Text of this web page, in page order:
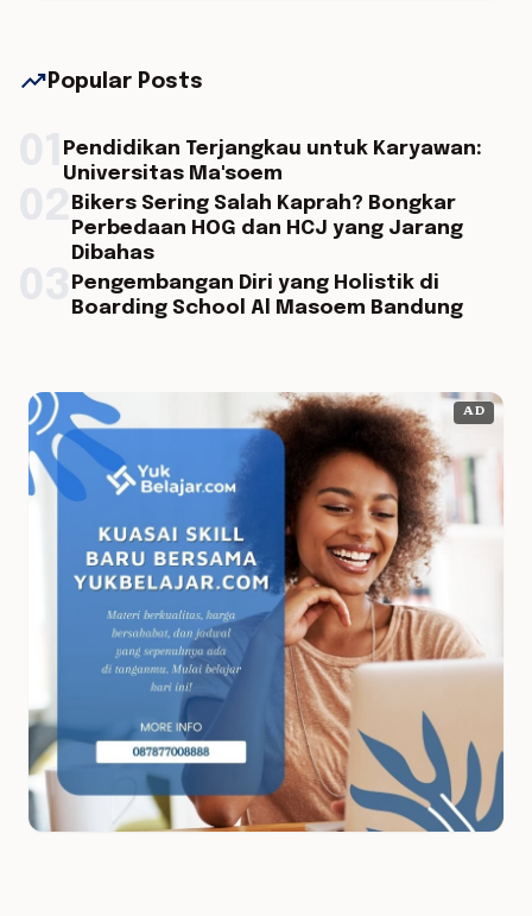
trending_up Popular Posts
Pendidikan Terjangkau untuk Karyawan:
Universitas Ma'soem
Bikers Sering Salah Kaprah? Bongkar
Perbedaan HOG dan HCJ yang Jarang
Dibahas
Pengembangan Diri yang Holistik di
Boarding School Al Masoem Bandung
AD